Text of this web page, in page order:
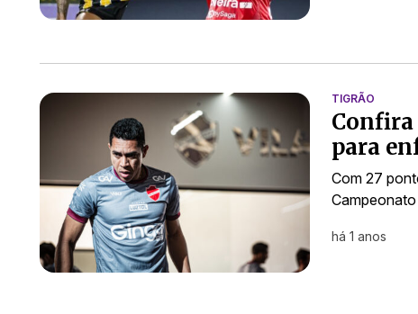
TIGRÃO
Confira
para
Com 27
há 1 anos